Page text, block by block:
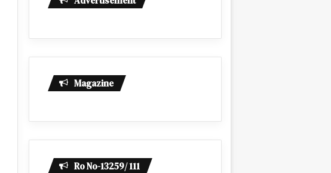
Magazine
Ro No-13259/ 111